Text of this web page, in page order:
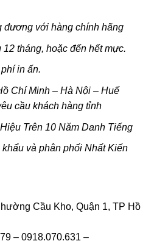
đương với hàng chính hãng
tháng, hoặc đến hết mực.
in ấn.
Chí Minh – Hà Nội – Huế
cầu khách hàng tỉnh
Trên 10 Năm Danh Tiếng
và phân phối Nhất Kiến
Cầu Kho, Quận 1, TP Hồ
– 0918.070.631 –